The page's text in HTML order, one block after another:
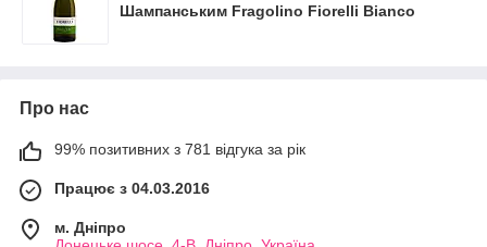
Шампанським Fragolino Fiorelli Bianco
Про нас
99% позитивних з 781 відгука за рік
Працює з 04.03.2016
м. Дніпро